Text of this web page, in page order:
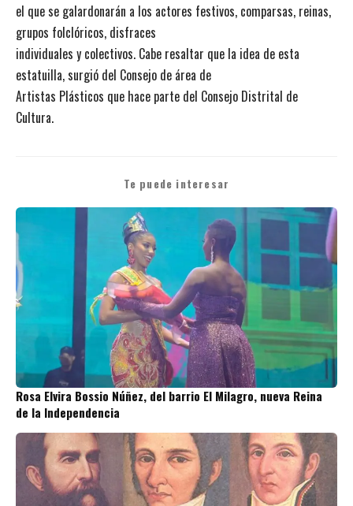
el que se galardonarán a los actores festivos, comparsas, reinas,
grupos folclóricos, disfraces
individuales y colectivos. Cabe resaltar que la idea de esta
estatuilla, surgió del Consejo de área de
Artistas Plásticos que hace parte del Consejo Distrital de
Cultura.
Te puede interesar
Rosa Elvira Bossio Núñez, del barrio El Milagro, nueva Reina
de la Independencia